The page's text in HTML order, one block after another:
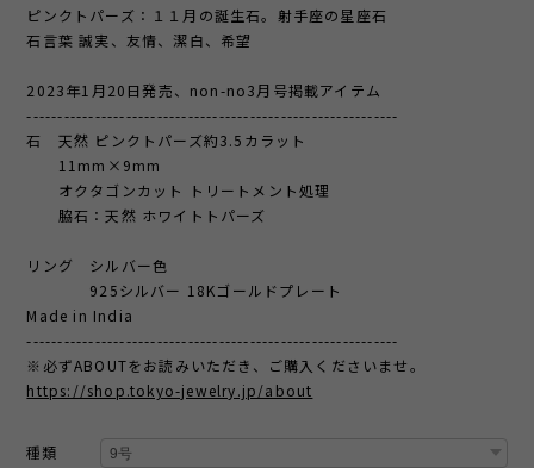
ピンクトパーズ：１１月の誕生石。射手座の星座石
石言葉 誠実、友情、潔白、希望
2023年1月20日発売、non-no3月号掲載アイテム
------------------------------------------------------------
石 天然 ピンクトパーズ約3.5カラット
11mm×9mm
オクタゴンカット トリートメント処理
脇石：天然 ホワイトトパーズ
リング シルバー色
925シルバー 18Kゴールドプレート
Made in India
------------------------------------------------------------
※必ずABOUTをお読みいただき、ご購入くださいませ。
https://shop.tokyo-jewelry.jp/about
種類